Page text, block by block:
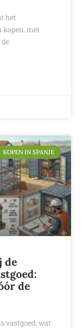
het
kopen, met
KOPEN IN SPANJE
de
de
vastgoed: wat